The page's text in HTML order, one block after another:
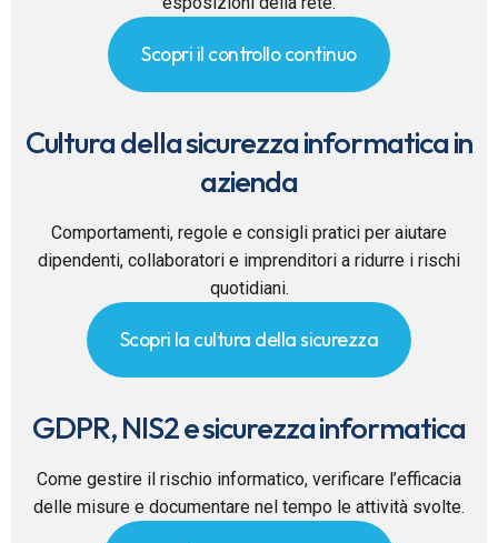
Scopri il controllo continuo
Cultura della sicurezza informatica in
azienda
Comportamenti, regole e consigli pratici per aiutare
dipendenti, collaboratori e imprenditori a ridurre i rischi
quotidiani.
Scopri la cultura della sicurezza
GDPR, NIS2 e sicurezza informatica
Come gestire il rischio informatico, verificare l’efficacia
delle misure e documentare nel tempo le attività svolte.